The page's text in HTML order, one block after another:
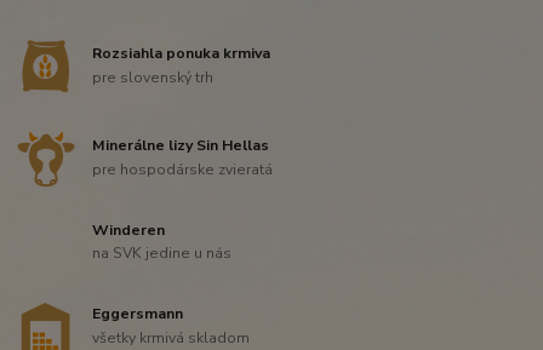
Rozsiahla ponuka krmiva
pre slovenský trh
Minerálne lizy Sin Hellas
pre hospodárske zvieratá
Winderen
na SVK jedine u nás
Eggersmann
všetky krmivá skladom